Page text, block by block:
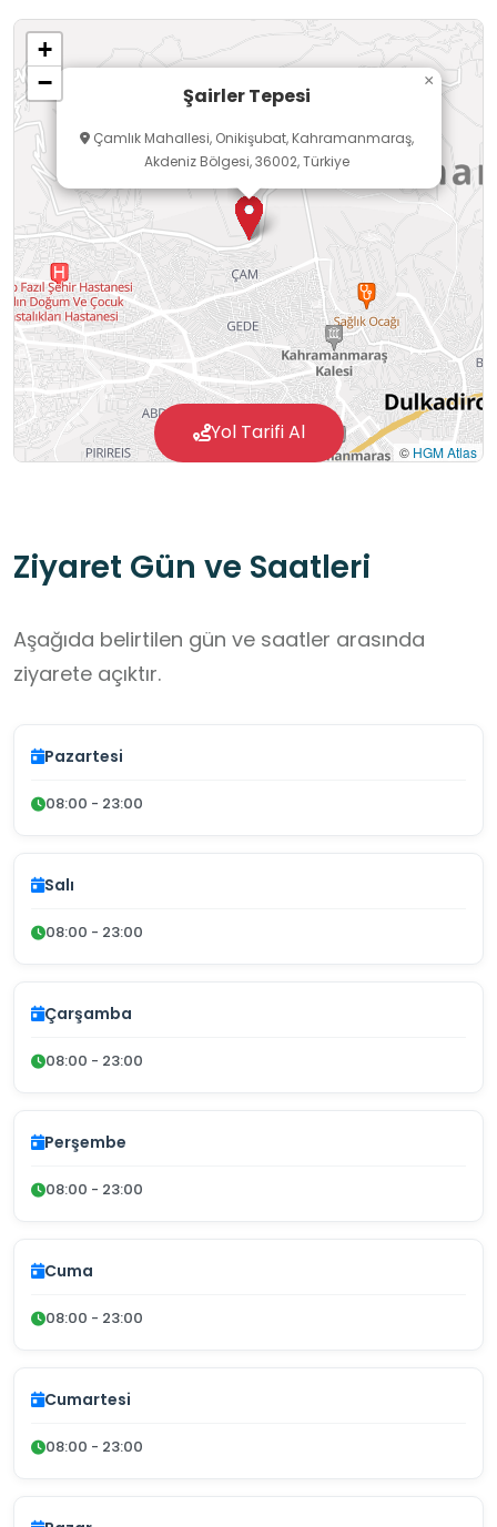
Şairler Tepesi
Çamlık Mahallesi, Onikişubat, Kahramanmaraş,
Akdeniz Bölgesi, 36002, Türkiye
×
+
−
© HGM Atlas
Yol Tarifi Al
Ziyaret Gün ve Saatleri
Aşağıda belirtilen gün ve saatler arasında
ziyarete açıktır.
Pazartesi
08:00 - 23:00
Salı
08:00 - 23:00
Çarşamba
08:00 - 23:00
Perşembe
08:00 - 23:00
Cuma
08:00 - 23:00
Cumartesi
08:00 - 23:00